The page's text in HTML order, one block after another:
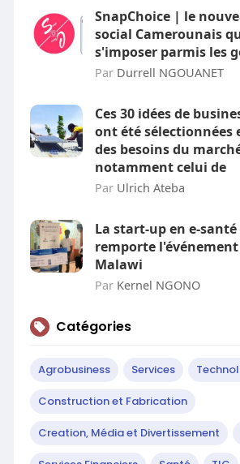
SnapChoice | le
social Camerounais
s'imposer parmis les
Par Durrell NGOUANET
Ces 30 idées de
ont été sélectionnées
des besoins du
notamment celui de
Par Ulrich Ateba
La start-up en e-santé
remporte l'événement
Malawi
Par Kernel NGONO
Catégories
Agrobusiness Services
Construction et Fabrication
Creation, Média et Divertissement